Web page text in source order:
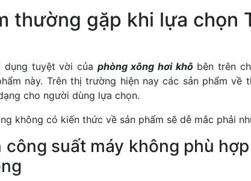
thường gặp khi lựa chọn
dụng tuyệt vời của phòng xông hơi khôbên trên
này. Trên thị trường hiện nay các sản phẩm về
cho người dùng lựa chọn.
không có kiến thức về sản phẩm sẽ dễ mắc phải
công suất máy không phù